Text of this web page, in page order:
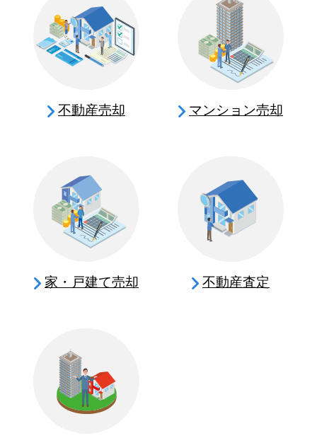
不動産売却 マンション売却
家・戸建て売却 不動産査定